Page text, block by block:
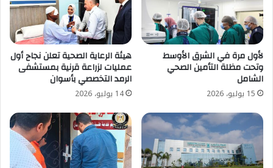
لأول مرة في الشرق الأوسط
وتحت مظلة التأمين الصحي
الشامل
15 يوليو، 2026
هيئة الرعاية الصحية تعلن نجاح أول
عمليات لزراعة قرنية بمستشفى
الرمد التخصصي بأسوان
14 يوليو، 2026